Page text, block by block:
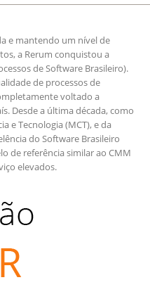
e mantendo um nível de
a Rerum conquistou a
de Software Brasileiro).
de processos de
voltado a
Desde a última década, como
e Tecnologia (MCT), e da
do Software Brasileiro
de referência similar ao CMM
elevados.